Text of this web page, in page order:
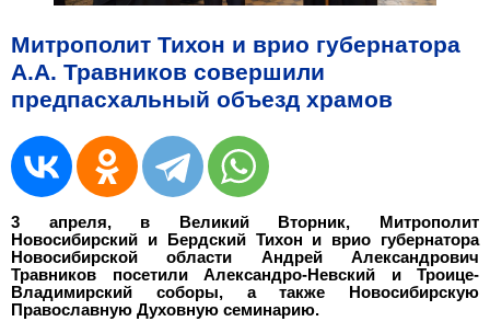
Митрополит Тихон и врио губернатора
А.А. Травников совершили
предпасхальный объезд храмов
3 апреля, в Великий Вторник, Митрополит
Новосибирский и Бердский Тихон и врио губернатора
Новосибирской области Андрей Александрович
Травников посетили Александро-Невский и Троице-
Владимирский соборы, а также Новосибирскую
Православную Духовную семинарию.